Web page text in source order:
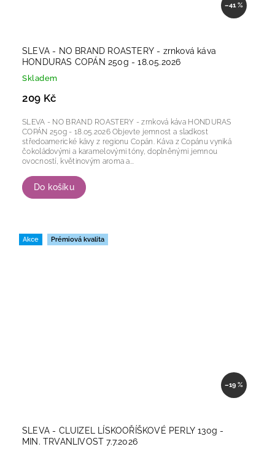
–41 %
SLEVA - NO BRAND ROASTERY - zrnková káva
HONDURAS COPÁN 250g - 18.05.2026
Skladem
209 Kč
Do košíku
SLEVA - NO BRAND ROASTERY - zrnková káva HONDURAS
COPÁN 250g - 18.05.2026 Objevte jemnost a sladkost
středoamerické kávy z regionu Copán. Káva z Copánu vyniká
čokoládovými a karamelovými tóny, doplněnými jemnou
ovocností, květinovým aroma a...
Akce Prémiová kvalita
–19 %
SLEVA - CLUIZEL LÍSKOOŘÍŠKOVÉ PERLY 130g -
MIN. TRVANLIVOST 7.7.2026